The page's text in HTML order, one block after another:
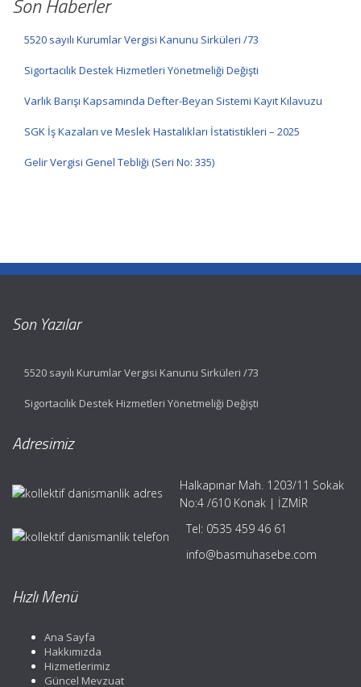
5520 sayılı Kurumlar Vergisi Kanunu Sirküleri /73
Sigortacılık Destek Hizmetleri Yönetmeliği Değişti
Varlık Barışı Kapsamında Defter-Beyan Sistemi Kayıt Kılavuzu
SGK İş Kazaları ve Meslek Hastalıkları İstatistikleri – 2025
Gelir Vergisi Genel Tebliği (Seri No: 335)
Son Yazılar
5520 sayılı Kurumlar Vergisi Kanunu Sirküleri /73
Sigortacılık Destek Hizmetleri Yönetmeliği Değişti
Adresimiz
Halkapınar Mah. 1203/11 Sokak
No:4 /610 Konak | İZMİR
Tel: 0535 459 46 61
info@basmuhasebe.com
Hızlı Menü
Ana Sayfa
Hakkımızda
Hizmetlerimiz
Güncel Mevzuat